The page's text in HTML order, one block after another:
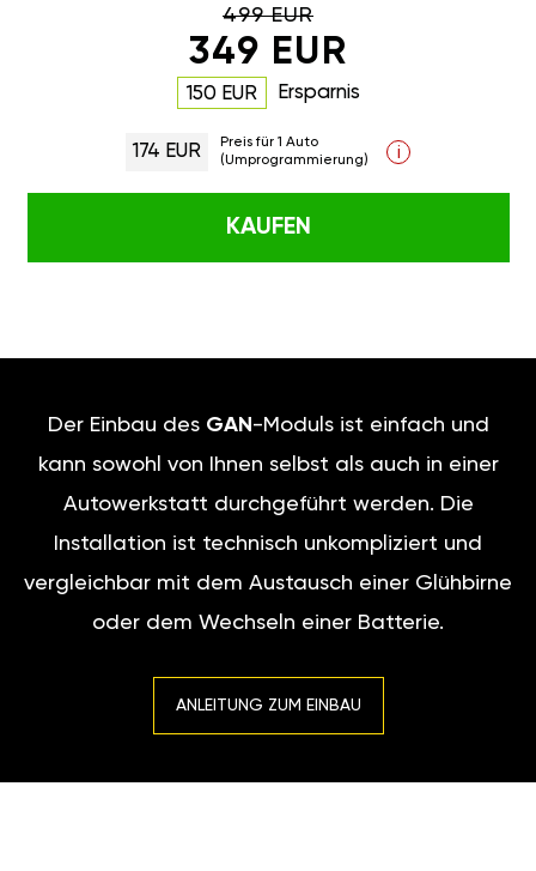
499 EUR
349 EUR
150 EUR Ersparnis
174 EUR
Preis für 1 Auto
(Umprogrammierung)
i
KAUFEN
Der Einbau des GAN -Moduls ist einfach und
kann sowohl von Ihnen selbst als auch in einer
Autowerkstatt durchgeführt werden. Die
Installation ist technisch unkompliziert und
vergleichbar mit dem Austausch einer Glühbirne
oder dem Wechseln einer Batterie.
ANLEITUNG ZUM EINBAU